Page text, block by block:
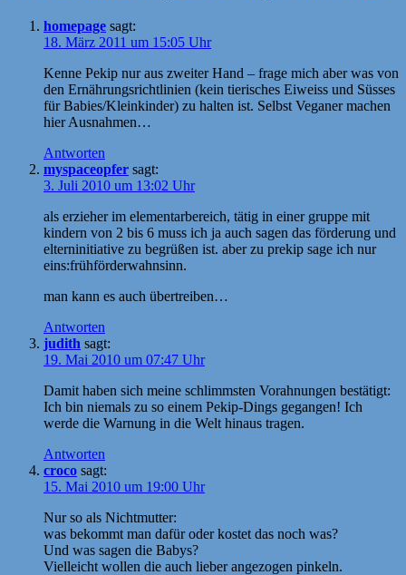
homepage sagt:
18. März 2011 um 15:05 Uhr
Kenne Pekip nur aus zweiter Hand – frage mich aber was von
den Ernährungsrichtlinien (kein tierisches Eiweiss und Süsses
für Babies/Kleinkinder) zu halten ist. Selbst Veganer machen
hier Ausnahmen…
Antworten
myspaceopfer sagt:
3. Juli 2010 um 13:02 Uhr
als erzieher im elementarbereich, tätig in einer gruppe mit
kindern von 2 bis 6 muss ich ja auch sagen das förderung und
elterninitiative zu begrüßen ist. aber zu prekip sage ich nur
eins:frühförderwahnsinn.
man kann es auch übertreiben…
Antworten
judith sagt:
19. Mai 2010 um 07:47 Uhr
Damit haben sich meine schlimmsten Vorahnungen bestätigt:
Ich bin niemals zu so einem Pekip-Dings gegangen! Ich
werde die Warnung in die Welt hinaus tragen.
Antworten
croco sagt:
15. Mai 2010 um 19:00 Uhr
Nur so als Nichtmutter:
was bekommt man dafür oder kostet das noch was?
Und was sagen die Babys?
Vielleicht wollen die auch lieber angezogen pinkeln.